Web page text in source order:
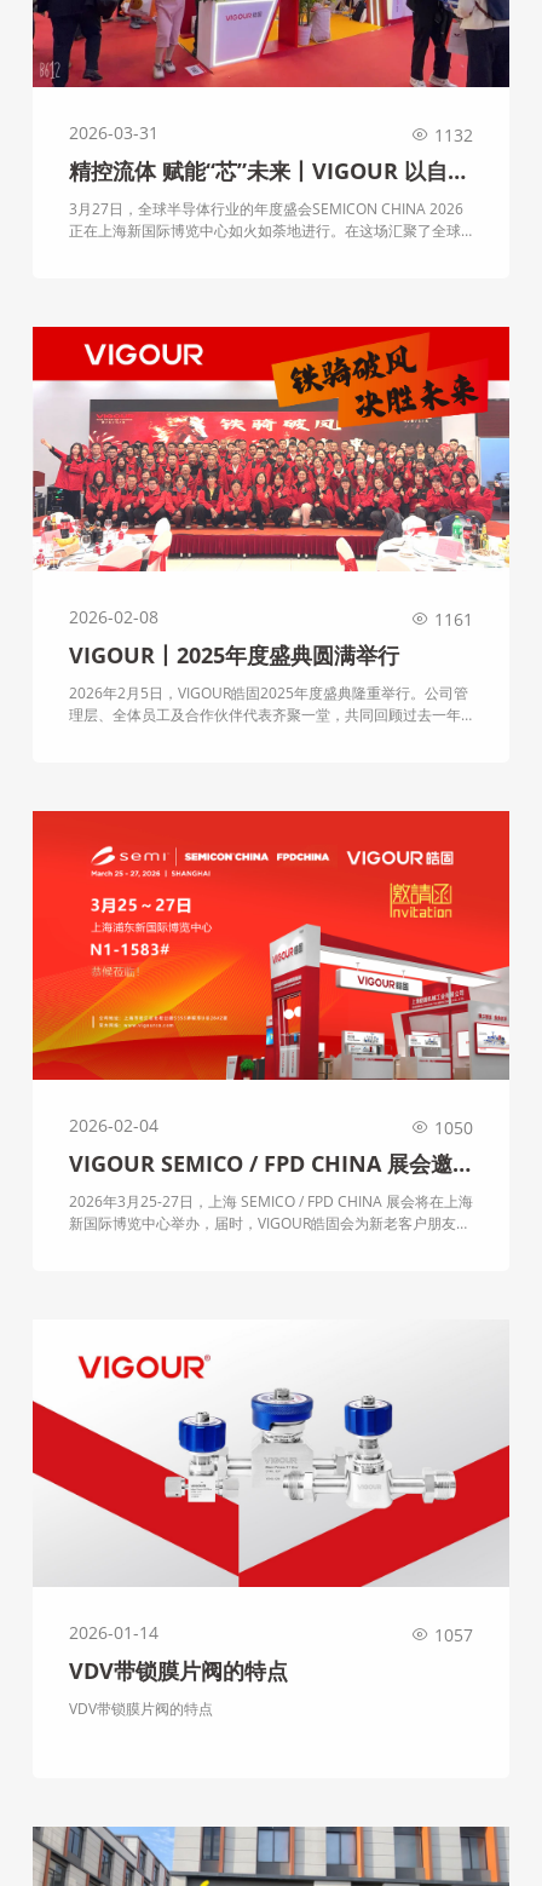
2026-03-31 1132
精控流体 赋能“芯”未来丨VIGOUR 以自
研“硬实力”筑牢半导体流体控制基石
3月27日，全球半导体行业的年度盛会SEMICON CHINA 2026
正在上海新国际博览中心如火如荼地进行。在这场汇聚了全球
2026-02-08 1161
VIGOUR丨2025年度盛典圆满举行
2026年2月5日，VIGOUR皓固2025年度盛典隆重举行。公司管
理层、全体员工及合作伙伴代表齐聚一堂，共同回顾过去一年
2026-02-04 1050
VIGOUR SEMICO / FPD CHINA 展会邀
请您
2026年3月25-27日，上海 SEMICO / FPD CHINA 展会将在上海
新国际博览中心举办，届时，VIGOUR皓固会为新老客户朋友们
2026-01-14 1057
VDV带锁膜片阀的特点
VDV带锁膜片阀的特点